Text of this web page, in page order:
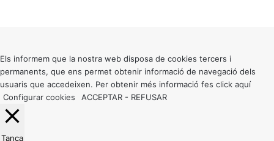
button
Els informem que la nostra web disposa de cookies tercers i
permanents, que ens permet obtenir informació de navegació dels
usuaris que accedeixen. Per obtenir més informació fes click aquí
Configurar cookies
ACCEPTAR - REFUSAR
Tanca